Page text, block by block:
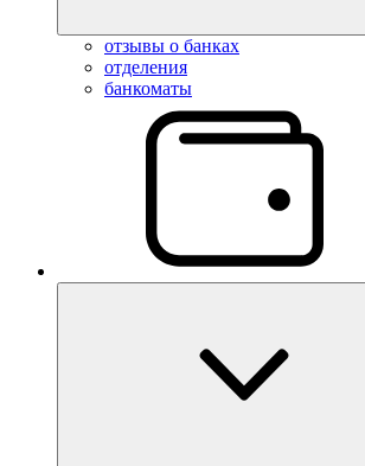
отзывы о банках
отделения
банкоматы